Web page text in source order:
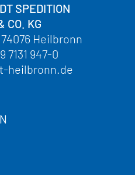
SPEDITION
CO. KG
74076 Heilbronn
7131 947-0
heilbronn.de